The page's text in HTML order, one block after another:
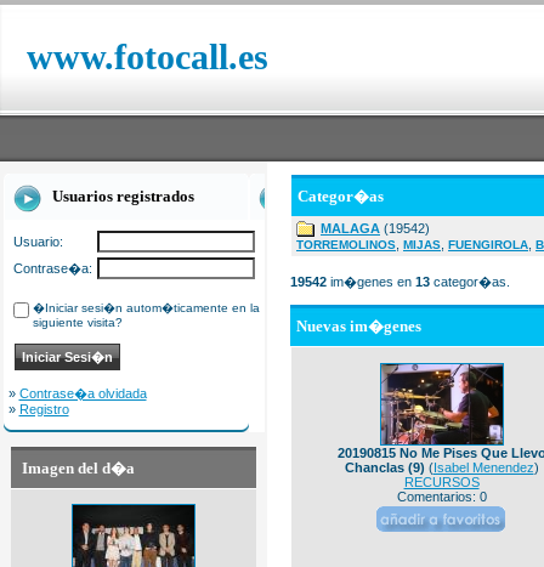
www.fotocall.es
Usuarios registrados
Usuario:
Contrase�a:
�Iniciar sesi�n autom�ticamente en la
siguiente visita?
» Contrase�a olvidada
» Registro
Imagen del d�a
Categor�as
MALAGA (19542)
TORREMOLINOS MIJAS FUENGIROLA
19542 im�genes en 13 categor�as.
Nuevas im�genes
20190815 No Me Pises Que
Chanclas (9) (Isabel Menendez)
RECURSOS
Comentarios: 0